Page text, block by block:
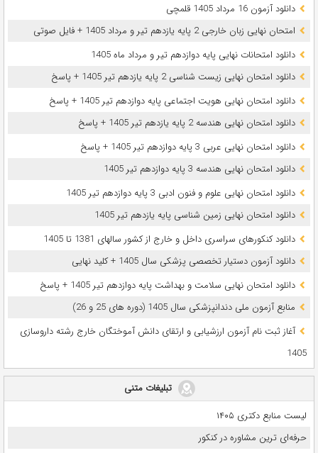
دانلود آزمون 16 مرداد 1405 قلمچی
امتحان نهایی زبان خارجی 2 پایه یازدهم تیر و مرداد 1405 + فایل صوتی
دانلود امتحانات نهایی پایه دوازدهم تیر و مرداد ماه 1405
دانلود امتحان نهایی زیست شناسی 2 پایه یازدهم تیر 1405 + پاسخ
دانلود امتحان نهایی هویت اجتماعی پایه دوازدهم تیر 1405 + پاسخ
دانلود امتحان نهایی هندسه 2 پایه یازدهم تیر 1405 + پاسخ
دانلود امتحان نهایی عربی 3 پایه دوازدهم تیر 1405 + پاسخ
دانلود امتحان نهایی هندسه 3 پایه دوازدهم تیر 1405
دانلود امتحان نهایی علوم و فنون ادبی 3 پایه دوازدهم تیر 1405
دانلود امتحان نهایی زمین شناسی پایه یازدهم تیر 1405
دانلود کنکورهای سراسری داخل و خارج از کشور سالهای 1381 تا 1405
دانلود آزمون دستیار تخصصی پزشکی سال 1405 + کلید نهایی
دانلود امتحان نهایی سلامت و بهداشت پایه دوازدهم تیر 1405 + پاسخ
ﻣﻨﺎﺑﻊ آزﻣﻮن ﻣﻠﯽ دندانپزشکی سال 1405 (دوره های 25 و 26)
آغاز ثبت نام آزمون‌ ارزشیابی و ارتقای دانش آموختگان خارج رشته داروسازی
1405
تبلیغات متنی
لیست منابع دکتری ۱۴۰۵
حرفه‌ای ترین مشاوره در کنکور